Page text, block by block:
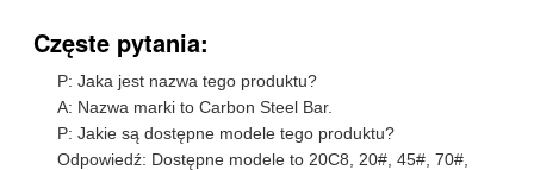
Częste pytania:
P: Jaka jest nazwa tego produktu?
A: Nazwa marki to Carbon Steel Bar.
P: Jakie są dostępne modele tego produktu?
Odpowiedź: Dostępne modele to 20C8, 20#, 45#, 70#,